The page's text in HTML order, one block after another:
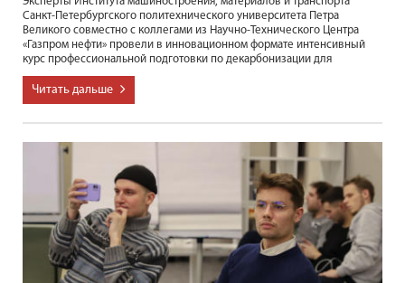
Санкт-Петербургского политехнического университета Петра
Великого совместно с коллегами из Научно-Технического Центра
«Газпром нефти» провели в инновационном формате интенсивный
курс профессиональной подготовки по декарбонизации для
Читать дальше